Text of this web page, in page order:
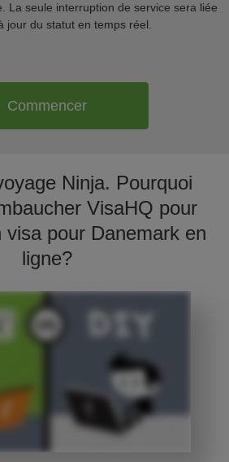
La seule interruption de service sera liée
jour du statut en temps réel.
Commencer
Ninja. Pourquoi
VisaHQ pour
visa pour Danemark en
ligne?